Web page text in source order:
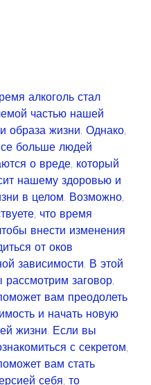
алкоголь стал
частью нашей
образа жизни. Однако,
больше людей
о вреде, который
нашему здоровью и
в целом. Возможно,
что время
внести изменения
от оков
зависимости. В этой
рассмотрим заговор,
вам преодолеть
и начать новую
жизни. Если вы
с секретом,
вам стать
себя, то